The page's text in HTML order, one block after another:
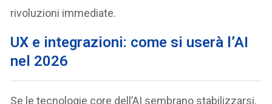
rivoluzioni immediate.
UX e integrazioni: come si userà l’AI
nel 2026
Se le tecnologie core dell’AI sembrano stabilizzarsi,